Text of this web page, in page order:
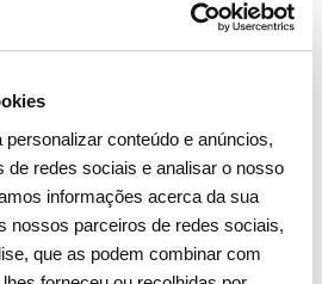
conteúdo e anúncios,
de redes sociais e analisar o nosso
informações acerca da sua
nossos parceiros de redes sociais,
que as podem combinar com
REN (a primeira causa foram as
um sistema dissuasor
nos apoios das linhas de
em tecnologia laser/LED (1ª fase).
o potencial de utilização da solução
Liquefeito, em Sines, para